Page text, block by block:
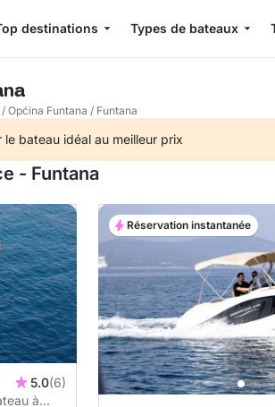
destinations Types de bateaux
/ Općina Funtana / Funtana
bateau idéal au meilleur prix
- Funtana
5.0(6)
à
Réservation instantanée